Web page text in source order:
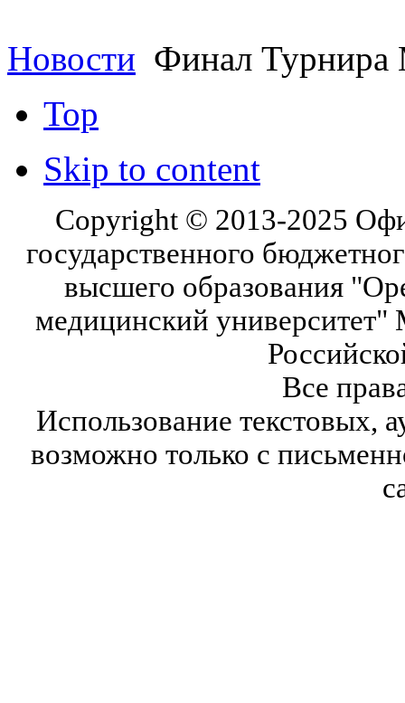
Новости Финал
Top
Skip to content
Copyright © 2013-2025
государственного
высшего образования
медицинский университет"
Все
Использование текстовых,
возможно только с